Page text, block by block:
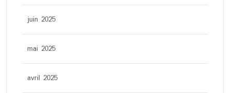
juin 2025
mai 2025
avril 2025